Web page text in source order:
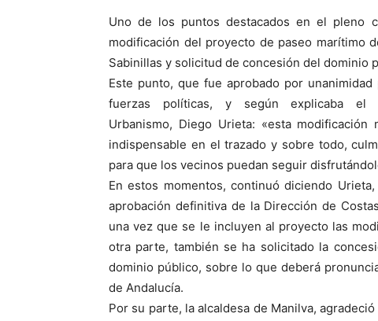
Uno de los puntos destacados en el pleno
modificación del proyecto de paseo marítimo
Sabinillas y solicitud de concesión del dominio
Este punto, que fue aprobado por unanimidad
fuerzas políticas, y según explicaba el
Urbanismo, Diego Urieta: «esta
indispensable en el trazado y sobre todo,
para que los vecinos puedan seguir
En estos momentos, continuó diciendo
aprobación definitiva de la Dirección de
una vez que se le incluyen al proyecto las
otra parte, también se ha solicitado la
dominio público, sobre lo que deberá
de Andalucía.
Por su parte, la alcaldesa de Manilva,